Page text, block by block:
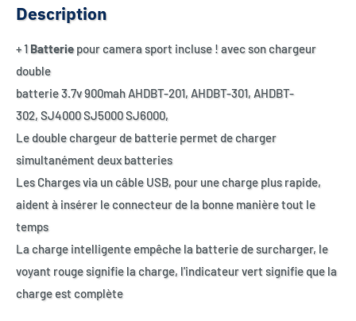
Description
+ 1 Batteriepour camera sport incluse ! avec son chargeur
double
batterie 3.7v 900mah AHDBT-201, AHDBT-301, AHDBT-
302, SJ4000 SJ5000 SJ6000,
Le double chargeur de batterie permet de charger
simultanément deux batteries
Les Charges via un câble USB, pour une charge plus rapide,
aident à insérer le connecteur de la bonne manière tout le
temps
La charge intelligente empêche la batterie de surcharger, le
voyant rouge signifie la charge, l'indicateur vert signifie que la
charge est complète